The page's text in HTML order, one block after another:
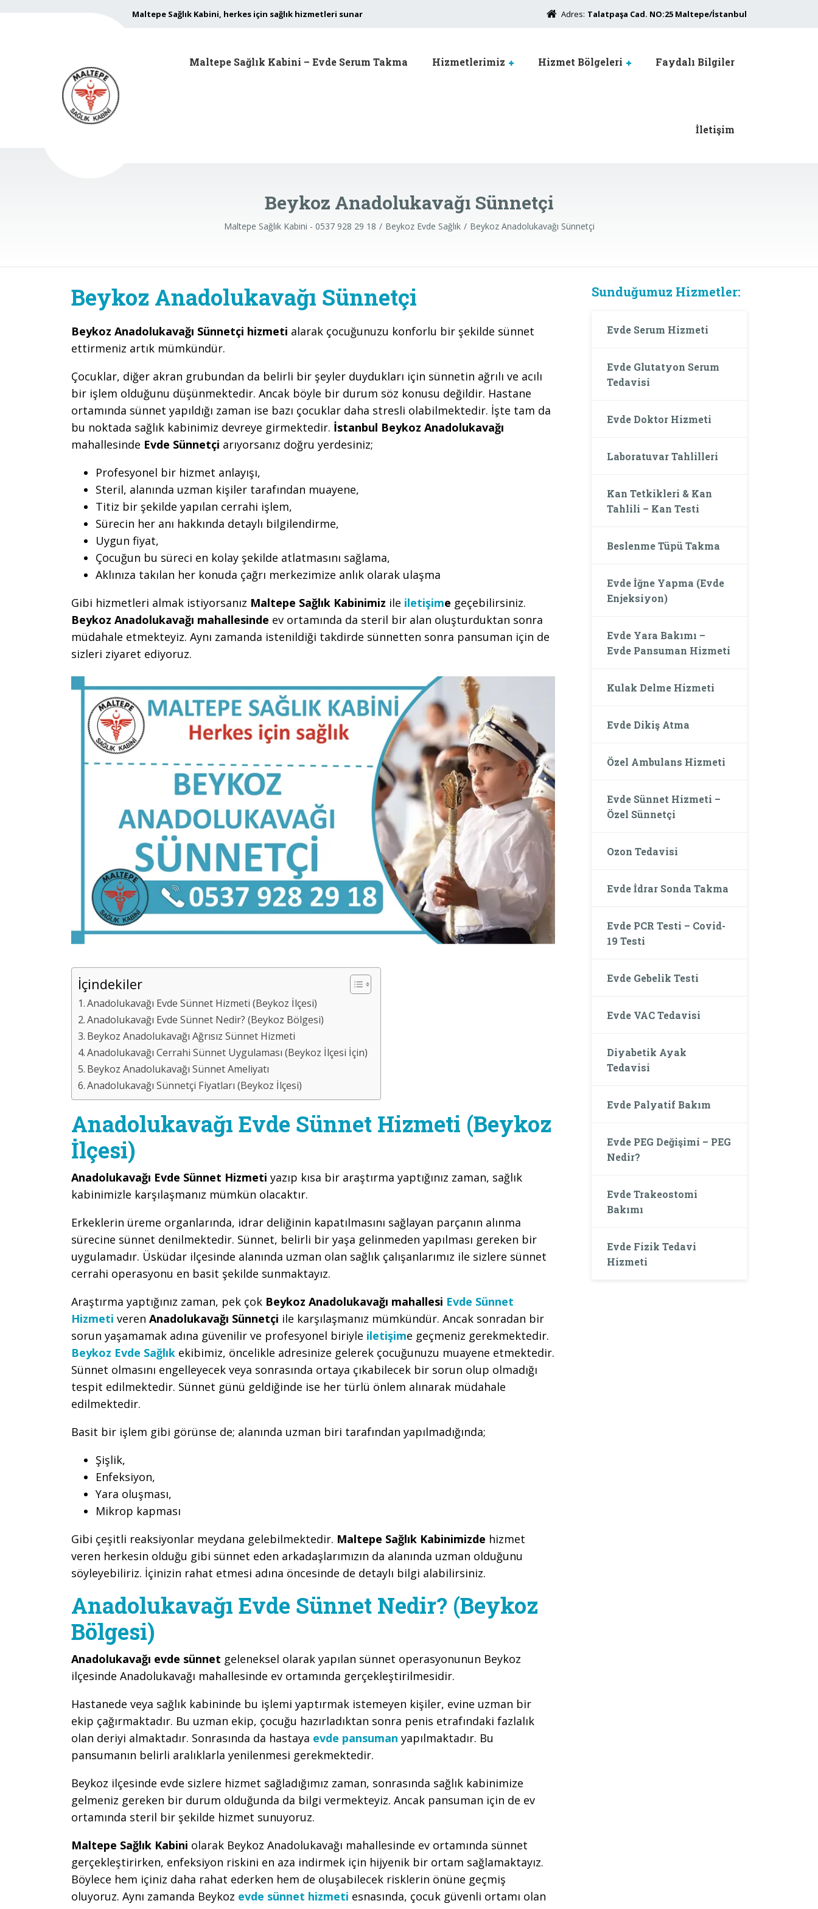
Maltepe Sağlık Kabini, herkes için sağlık hizmetleri sunar Adres: Talatpaşa Cad. NO:25 Maltepe/İstanbul
Maltepe Sağlık Kabini – Evde Serum Takma Hizmetlerimiz Hizmet Bölgeleri Faydalı Bilgiler
İletişim
Beykoz Anadolukavağı Sünnetçi
Maltepe Sağlık Kabini - 0537 928 29 18 Beykoz Evde Sağlık Beykoz Anadolukavağı Sünnetçi
Beykoz Anadolukavağı Sünnetçi
Beykoz Anadolukavağı Sünnetçi hizmeti alarak çocuğunuzu konforlu bir şekilde sünnet
ettirmeniz artık mümkündür.
Çocuklar, diğer akran grubundan da belirli bir şeyler duydukları için sünnetin ağrılı ve acılı
bir işlem olduğunu düşünmektedir. Ancak böyle bir durum söz konusu değildir. Hastane
ortamında sünnet yapıldığı zaman ise bazı çocuklar daha stresli olabilmektedir. İşte tam da
bu noktada sağlık kabinimiz devreye girmektedir. İstanbul Beykoz Anadolukavağı
mahallesinde Evde Sünnetçi arıyorsanız doğru yerdesiniz;
Profesyonel bir hizmet anlayışı,
Steril, alanında uzman kişiler tarafından muayene,
Titiz bir şekilde yapılan cerrahi işlem,
Sürecin her anı hakkında detaylı bilgilendirme,
Uygun fiyat,
Çocuğun bu süreci en kolay şekilde atlatmasını sağlama,
Aklınıza takılan her konuda çağrı merkezimize anlık olarak ulaşma
Gibi hizmetleri almak istiyorsanız Maltepe Sağlık Kabinimiz ile iletişime geçebilirsiniz.
Beykoz Anadolukavağı mahallesinde ev ortamında da steril bir alan oluşturduktan sonra
müdahale etmekteyiz. Aynı zamanda istenildiği takdirde sünnetten sonra pansuman için de
sizleri ziyaret ediyoruz.
İçindekiler
Anadolukavağı Evde Sünnet Hizmeti (Beykoz İlçesi)
Anadolukavağı Evde Sünnet Nedir? (Beykoz Bölgesi)
Beykoz Anadolukavağı Ağrısız Sünnet Hizmeti
Anadolukavağı Cerrahi Sünnet Uygulaması (Beykoz İlçesi İçin)
Beykoz Anadolukavağı Sünnet Ameliyatı
Anadolukavağı Sünnetçi Fiyatları (Beykoz İlçesi)
Anadolukavağı Evde Sünnet Hizmeti (Beykoz
İlçesi)
Anadolukavağı Evde Sünnet Hizmeti yazıp kısa bir araştırma yaptığınız zaman, sağlık
kabinimizle karşılaşmanız mümkün olacaktır.
Erkeklerin üreme organlarında, idrar deliğinin kapatılmasını sağlayan parçanın alınma
sürecine sünnet denilmektedir. Sünnet, belirli bir yaşa gelinmeden yapılması gereken bir
uygulamadır. Üsküdar ilçesinde alanında uzman olan sağlık çalışanlarımız ile sizlere sünnet
cerrahi operasyonu en basit şekilde sunmaktayız.
Araştırma yaptığınız zaman, pek çok Beykoz Anadolukavağı mahallesi Evde Sünnet
Hizmeti veren Anadolukavağı Sünnetçi ile karşılaşmanız mümkündür. Ancak sonradan bir
sorun yaşamamak adına güvenilir ve profesyonel biriyle iletişime geçmeniz gerekmektedir.
Beykoz Evde Sağlık ekibimiz, öncelikle adresinize gelerek çocuğunuzu muayene etmektedir.
Sünnet olmasını engelleyecek veya sonrasında ortaya çıkabilecek bir sorun olup olmadığı
tespit edilmektedir. Sünnet günü geldiğinde ise her türlü önlem alınarak müdahale
edilmektedir.
Basit bir işlem gibi görünse de; alanında uzman biri tarafından yapılmadığında;
Şişlik,
Enfeksiyon,
Yara oluşması,
Mikrop kapması
Gibi çeşitli reaksiyonlar meydana gelebilmektedir. Maltepe Sağlık Kabinimizde hizmet
veren herkesin olduğu gibi sünnet eden arkadaşlarımızın da alanında uzman olduğunu
söyleyebiliriz. İçinizin rahat etmesi adına öncesinde de detaylı bilgi alabilirsiniz.
Anadolukavağı Evde Sünnet Nedir? (Beykoz
Bölgesi)
Anadolukavağı evde sünnet geleneksel olarak yapılan sünnet operasyonunun Beykoz
ilçesinde Anadolukavağı mahallesinde ev ortamında gerçekleştirilmesidir.
Hastanede veya sağlık kabininde bu işlemi yaptırmak istemeyen kişiler, evine uzman bir
ekip çağırmaktadır. Bu uzman ekip, çocuğu hazırladıktan sonra penis etrafındaki fazlalık
olan deriyi almaktadır. Sonrasında da hastaya evde pansuman yapılmaktadır. Bu
pansumanın belirli aralıklarla yenilenmesi gerekmektedir.
Beykoz ilçesinde evde sizlere hizmet sağladığımız zaman, sonrasında sağlık kabinimize
gelmeniz gereken bir durum olduğunda da bilgi vermekteyiz. Ancak pansuman için de ev
ortamında steril bir şekilde hizmet sunuyoruz.
Maltepe Sağlık Kabini olarak Beykoz Anadolukavağı mahallesinde ev ortamında sünnet
gerçekleştirirken, enfeksiyon riskini en aza indirmek için hijyenik bir ortam sağlamaktayız.
Böylece hem içiniz daha rahat ederken hem de oluşabilecek risklerin önüne geçmiş
oluyoruz. Aynı zamanda Beykoz evde sünnet hizmeti esnasında, çocuk güvenli ortamı olan
Sunduğumuz Hizmetler:
Evde Serum Hizmeti
Evde Glutatyon Serum
Tedavisi
Evde Doktor Hizmeti
Laboratuvar Tahlilleri
Kan Tetkikleri & Kan
Tahlili – Kan Testi
Beslenme Tüpü Takma
Evde İğne Yapma (Evde
Enjeksiyon)
Evde Yara Bakımı –
Evde Pansuman Hizmeti
Kulak Delme Hizmeti
Evde Dikiş Atma
Özel Ambulans Hizmeti
Evde Sünnet Hizmeti –
Özel Sünnetçi
Ozon Tedavisi
Evde İdrar Sonda Takma
Evde PCR Testi – Covid-
19 Testi
Evde Gebelik Testi
Evde VAC Tedavisi
Diyabetik Ayak
Tedavisi
Evde Palyatif Bakım
Evde PEG Değişimi – PEG
Nedir?
Evde Trakeostomi
Bakımı
Evde Fizik Tedavi
Hizmeti